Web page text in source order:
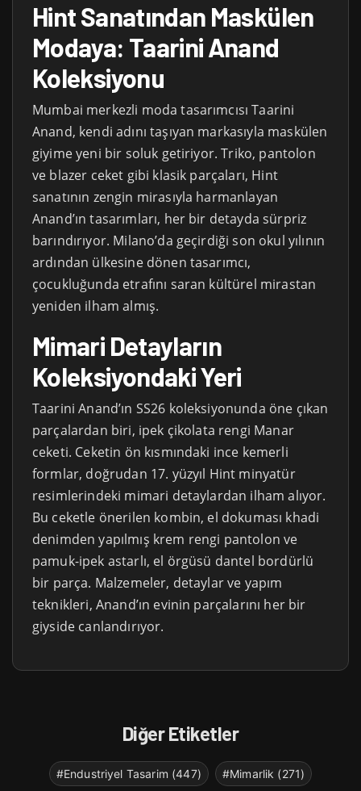
Hint Sanatından Maskülen
Modaya: Taarini Anand
Koleksiyonu
Mumbai merkezli moda tasarımcısı Taarini
Anand, kendi adını taşıyan markasıyla maskülen
giyime yeni bir soluk getiriyor. Triko, pantolon
ve blazer ceket gibi klasik parçaları, Hint
sanatının zengin mirasıyla harmanlayan
Anand’ın tasarımları, her bir detayda sürpriz
barındırıyor. Milano’da geçirdiği son okul yılının
ardından ülkesine dönen tasarımcı,
çocukluğunda etrafını saran kültürel mirastan
yeniden ilham almış.
Mimari Detayların
Koleksiyondaki Yeri
Taarini Anand’ın SS26 koleksiyonunda öne çıkan
parçalardan biri, ipek çikolata rengi Manar
ceketi. Ceketin ön kısmındaki ince kemerli
formlar, doğrudan 17. yüzyıl Hint minyatür
resimlerindeki mimari detaylardan ilham alıyor.
Bu ceketle önerilen kombin, el dokuması khadi
denimden yapılmış krem rengi pantolon ve
pamuk-ipek astarlı, el örgüsü dantel bordürlü
bir parça. Malzemeler, detaylar ve yapım
teknikleri, Anand’ın evinin parçalarını her bir
giyside canlandırıyor.
Diğer Etiketler
#Endustriyel Tasarim (447) #Mimarlik (271)